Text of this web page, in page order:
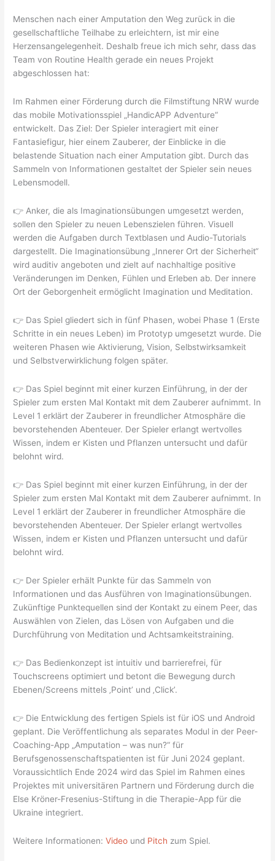
Menschen nach einer Amputation den Weg zurück in die
gesellschaftliche Teilhabe zu erleichtern, ist mir eine
Herzensangelegenheit. Deshalb freue ich mich sehr, dass das
Team von Routine Health gerade ein neues Projekt
abgeschlossen hat:
Im Rahmen einer Förderung durch die Filmstiftung NRW wurde
das mobile Motivationsspiel „HandicAPP Adventure“
entwickelt. Das Ziel: Der Spieler interagiert mit einer
Fantasiefigur, hier einem Zauberer, der Einblicke in die
belastende Situation nach einer Amputation gibt. Durch das
Sammeln von Informationen gestaltet der Spieler sein neues
Lebensmodell.
👉 Anker, die als Imaginationsübungen umgesetzt werden,
sollen den Spieler zu neuen Lebenszielen führen. Visuell
werden die Aufgaben durch Textblasen und Audio-Tutorials
dargestellt. Die Imaginationsübung „Innerer Ort der Sicherheit“
wird auditiv angeboten und zielt auf nachhaltige positive
Veränderungen im Denken, Fühlen und Erleben ab. Der innere
Ort der Geborgenheit ermöglicht Imagination und Meditation.
👉 Das Spiel gliedert sich in fünf Phasen, wobei Phase 1 (Erste
Schritte in ein neues Leben) im Prototyp umgesetzt wurde. Die
weiteren Phasen wie Aktivierung, Vision, Selbstwirksamkeit
und Selbstverwirklichung folgen später.
👉 Das Spiel beginnt mit einer kurzen Einführung, in der der
Spieler zum ersten Mal Kontakt mit dem Zauberer aufnimmt. In
Level 1 erklärt der Zauberer in freundlicher Atmosphäre die
bevorstehenden Abenteuer. Der Spieler erlangt wertvolles
Wissen, indem er Kisten und Pflanzen untersucht und dafür
belohnt wird.
👉 Das Spiel beginnt mit einer kurzen Einführung, in der der
Spieler zum ersten Mal Kontakt mit dem Zauberer aufnimmt. In
Level 1 erklärt der Zauberer in freundlicher Atmosphäre die
bevorstehenden Abenteuer. Der Spieler erlangt wertvolles
Wissen, indem er Kisten und Pflanzen untersucht und dafür
belohnt wird.
👉 Der Spieler erhält Punkte für das Sammeln von
Informationen und das Ausführen von Imaginationsübungen.
Zukünftige Punktequellen sind der Kontakt zu einem Peer, das
Auswählen von Zielen, das Lösen von Aufgaben und die
Durchführung von Meditation und Achtsamkeitstraining.
👉 Das Bedienkonzept ist intuitiv und barrierefrei, für
Touchscreens optimiert und betont die Bewegung durch
Ebenen/Screens mittels ‚Point’ und ‚Click’.
👉 Die Entwicklung des fertigen Spiels ist für iOS und Android
geplant. Die Veröffentlichung als separates Modul in der Peer-
Coaching-App „Amputation – was nun?“ für
Berufsgenossenschaftspatienten ist für Juni 2024 geplant.
Voraussichtlich Ende 2024 wird das Spiel im Rahmen eines
Projektes mit universitären Partnern und Förderung durch die
Else Kröner-Fresenius-Stiftung in die Therapie-App für die
Ukraine integriert.
Weitere Informationen:Video und Pitch zum Spiel.